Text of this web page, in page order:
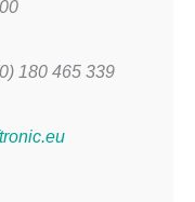
180 465 339